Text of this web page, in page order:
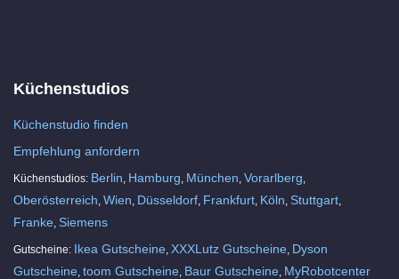
Küchenstudios
Küchenstudio finden
Empfehlung anfordern
Küchenstudios: Berlin Hamburg München Vorarlberg
Oberösterreich Wien Düsseldorf Frankfurt Köln Stuttgart
Franke Siemens
Gutscheine: Ikea Gutscheine XXXLutz Gutscheine Dyson
Gutscheine toom Gutscheine Baur Gutscheine MyRobotcenter